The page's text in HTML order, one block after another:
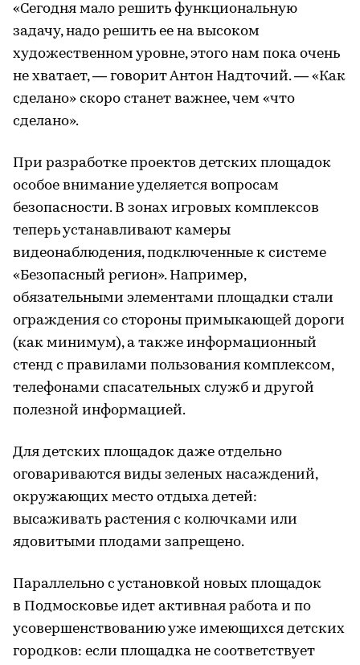
«Сегодня мало решить функциональную
задачу, надо решить ее на высоком
художественном уровне, этого нам пока очень
не хватает, — говорит Антон Надточий. — «Как
сделано» скоро станет важнее, чем «что
сделано».
При разработке проектов детских площадок
особое внимание уделяется вопросам
безопасности. В зонах игровых комплексов
теперь устанавливают камеры
видеонаблюдения, подключенные к системе
«Безопасный регион». Например,
обязательными элементами площадки стали
ограждения со стороны примыкающей дороги
(как минимум), а также информационный
стенд с правилами пользования комплексом,
телефонами спасательных служб и другой
полезной информацией.
Для детских площадок даже отдельно
оговариваются виды зеленых насаждений,
окружающих место отдыха детей:
высаживать растения с колючками или
ядовитыми плодами запрещено.
Параллельно с установкой новых площадок
в Подмосковье идет активная работа и по
усовершенствованию уже имеющихся детских
городков: если площадка не соответствует